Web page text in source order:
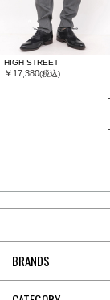
HIGH STREET
￥17,380(税込)
BRANDS